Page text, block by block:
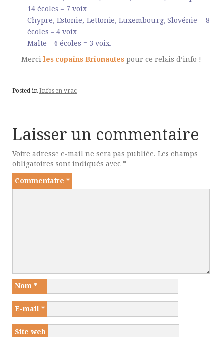
14 écoles = 7 voix
Chypre, Estonie, Lettonie, Luxembourg, Slovénie – 8
écoles = 4 voix
Malte – 6 écoles = 3 voix.
Merciles copains Brionautespour ce relais d’info !
Posted in Infos en vrac
Laisser un commentaire
Votre adresse e-mail ne sera pas publiée. Les champs
obligatoires sont indiqués avec *
Commentaire *
Nom *
E-mail *
Site web